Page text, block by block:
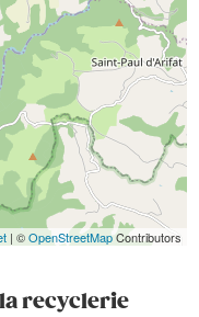
| ©OpenStreetMapContributors
recyclerie